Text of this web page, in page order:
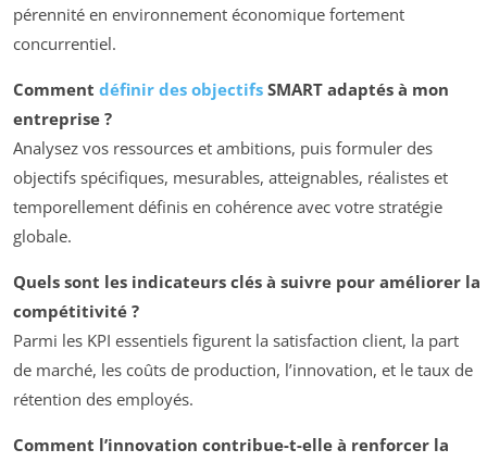
pérennité en environnement économique fortement
concurrentiel.
Comment définir des objectifs SMART adaptés à mon
entreprise ?
Analysez vos ressources et ambitions, puis formuler des
objectifs spécifiques, mesurables, atteignables, réalistes et
temporellement définis en cohérence avec votre stratégie
globale.
Quels sont les indicateurs clés à suivre pour améliorer la
compétitivité ?
Parmi les KPI essentiels figurent la satisfaction client, la part
de marché, les coûts de production, l’innovation, et le taux de
rétention des employés.
Comment l’innovation contribue-t-elle à renforcer la